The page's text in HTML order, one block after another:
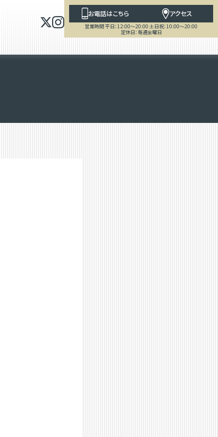
お電話はこちら アクセス
営業時間 平日：12:00～20:00 土日祝：10:00～20:00
定休日：毎週金曜日